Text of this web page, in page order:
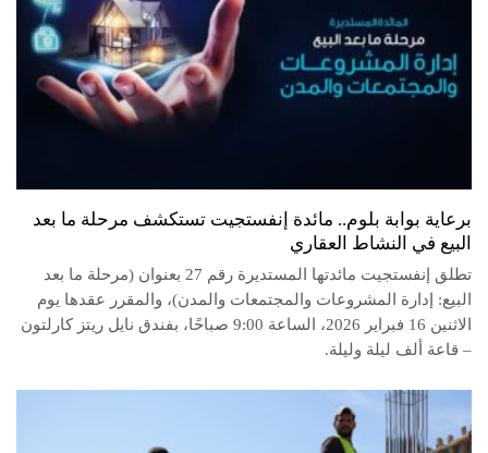
برعاية بوابة بلوم.. مائدة إنفستجيت تستكشف مرحلة ما بعد
البيع في النشاط العقاري
تطلق إنفستجيت مائدتها المستديرة رقم 27 بعنوان (مرحلة ما بعد
البيع: إدارة المشروعات والمجتمعات والمدن)، والمقرر عقدها يوم
الاثنين 16 فبراير 2026، الساعة 9:00 صباحًا، بفندق نايل ريتز كارلتون
– قاعة ألف ليلة وليلة.